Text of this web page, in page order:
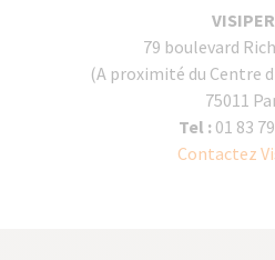
79 boulevard
(A proximité du Centre
75011
Tel : 01 83
Contactez